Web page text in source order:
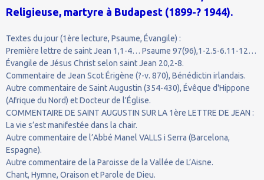
Religieuse, martyre à Budapest (1899-? 1944).
Textes du jour (1ère lecture, Psaume, Évangile) :
Première lettre de saint Jean 1,1-4… Psaume 97(96),1-2.5-6.11-12…
Évangile de Jésus Christ selon saint Jean 20,2-8.
Commentaire de Jean Scot Érigène (?-v. 870), Bénédictin irlandais.
Autre commentaire de Saint Augustin (354-430), Évêque d'Hippone
(Afrique du Nord) et Docteur de l'Église.
COMMENTAIRE DE SAINT AUGUSTIN SUR LA 1ère LETTRE DE JEAN :
La vie s’est manifestée dans la chair.
Autre commentaire de l’Abbé Manel VALLS i Serra (Barcelona,
Espagne).
Autre commentaire de la Paroisse de la Vallée de L’Aisne.
Chant, Hymne, Oraison et Parole de Dieu.